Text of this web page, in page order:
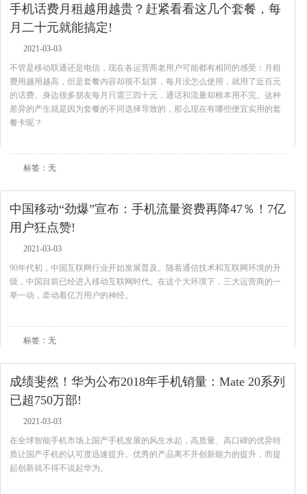
手机话费月租越用越贵？赶紧看看这几个套餐，每
月二十元就能搞定!
2021-03-03
不管是移动联通还是电信，现在各运营商老用户可能都有相同的感受：月租
费用越用越高，但是套餐内容却很不划算，每月没怎么使用，就用了近百元
的话费。身边很多朋友每月只需三四十元，通话和流量却根本用不完。这种
差异的产生就是因为套餐的不同选择导致的，那么现在有哪些便宜实用的套
餐卡呢？
标签：无
中国移动“劲爆”宣布：手机流量资费再降47％！7亿
用户狂点赞!
2021-03-03
90年代初，中国互联网行业开始发展普及。随着通信技术和互联网环境的升
级，中国目前已经进入移动互联网时代。在这个大环境下，三大运营商的一
举一动，牵动着亿万用户的神经。
标签：无
成绩斐然！华为公布2018年手机销量：Mate 20系列
已超750万部!
2021-03-03
在全球智能手机市场上国产手机发展的风生水起，高质量、高口碑的优异特
质让国产手机的认可度迅速提升。优秀的产品离不开创新能力的提升，而提
起创新就不得不说起华为。